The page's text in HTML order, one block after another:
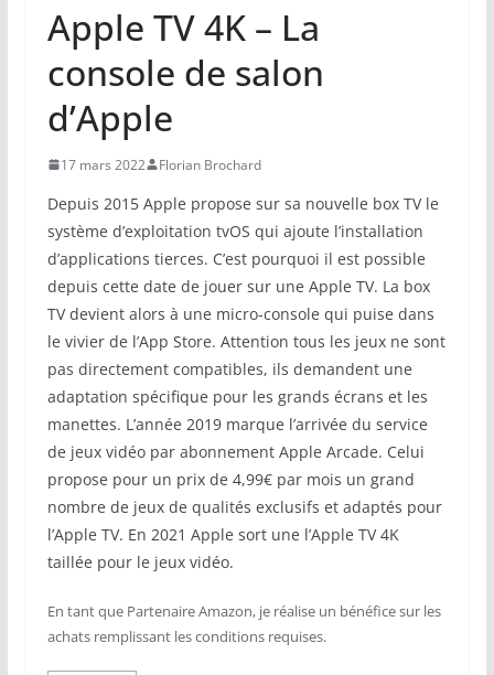
Apple TV 4K – La
console de salon
d’Apple
17 mars 2022 Florian Brochard
Depuis 2015 Apple propose sur sa nouvelle box TV le
système d’exploitation tvOS qui ajoute l’installation
d’applications tierces. C’est pourquoi il est possible
depuis cette date de jouer sur une Apple TV. La box
TV devient alors à une micro-console qui puise dans
le vivier de l’App Store. Attention tous les jeux ne sont
pas directement compatibles, ils demandent une
adaptation spécifique pour les grands écrans et les
manettes. L’année 2019 marque l’arrivée du service
de jeux vidéo par abonnement Apple Arcade. Celui
propose pour un prix de 4,99€ par mois un grand
nombre de jeux de qualités exclusifs et adaptés pour
l’Apple TV. En 2021 Apple sort une l’Apple TV 4K
taillée pour le jeux vidéo.
En tant que Partenaire Amazon, je réalise un bénéfice sur les
achats remplissant les conditions requises.